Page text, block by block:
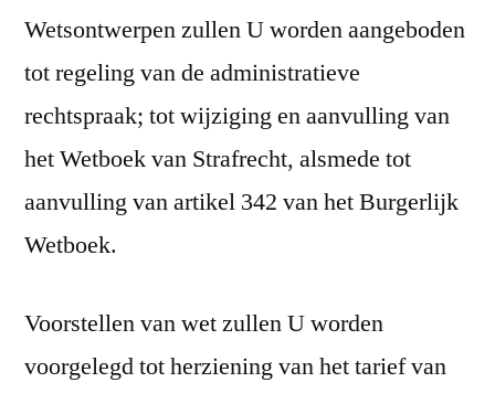
Wetsontwerpen zullen U worden aangeboden
tot regeling van de administratieve
rechtspraak; tot wijziging en aanvulling van
het Wetboek van Strafrecht, alsmede tot
aanvulling van artikel 342 van het Burgerlijk
Wetboek.
Voorstellen van wet zullen U worden
voorgelegd tot herziening van het tarief van